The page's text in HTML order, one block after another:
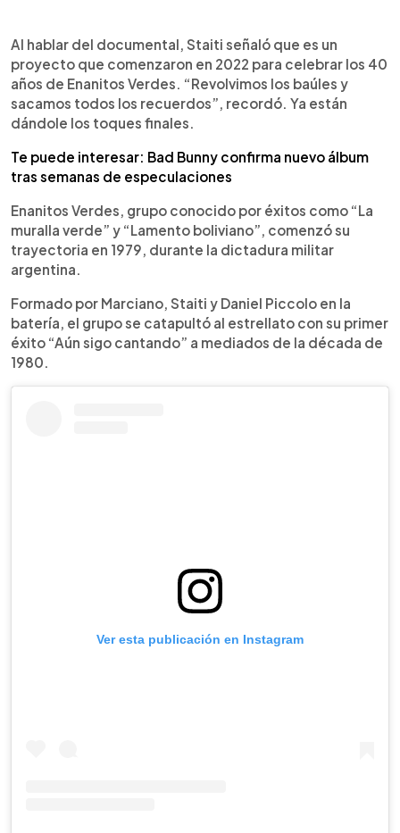
Al hablar del documental, Staiti señaló que es un
proyecto que comenzaron en 2022 para celebrar los 40
años de Enanitos Verdes. “Revolvimos los baúles y
sacamos todos los recuerdos”, recordó. Ya están
dándole los toques finales.
Te puede interesar: Bad Bunny confirma nuevo álbum
tras semanas de especulaciones
Enanitos Verdes, grupo conocido por éxitos como “La
muralla verde” y “Lamento boliviano”, comenzó su
trayectoria en 1979, durante la dictadura militar
argentina.
Formado por Marciano, Staiti y Daniel Piccolo en la
batería, el grupo se catapultó al estrellato con su primer
éxito “Aún sigo cantando” a mediados de la década de
1980.
Ver esta publicación en Instagram